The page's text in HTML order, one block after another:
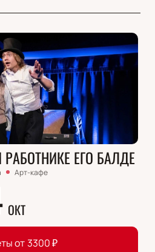
ЕГО БАЛДЕ
Арт-кафе
ОКТ
от3300₽